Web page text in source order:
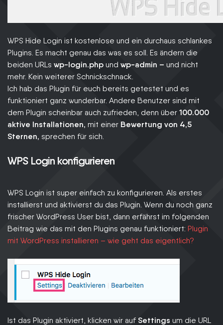
WPS Hide Login ist kostenlose und ein durchaus schlankes
Plugins. Es macht genau das was es soll. Es ändern die
beiden URLs wp-login.php und wp-admin – und nicht
mehr. Kein weiterer Schnickschnack.
Ich hab das Plugin für euch bereits getestet und es
funktioniert ganz wunderbar. Andere Benutzer sind mit
dem Plugin scheinbar auch zufrieden, denn über 100.000
aktive Installationen, mit einer Bewertung von 4,5
Sternen, sprechen für sich.
WPS Login konfigurieren
WPS Login ist super einfach zu konfigurieren. Als erstes
installierst und aktivierst du das Plugin. Wenn du noch ganz
frischer WordPress User bist, dann erfährst im folgenden
Beitrag wie das mit den Plugins genau funktioniert: Plugin
mit WordPress installieren – wie geht das eigentlich?
Ist das Plugin aktiviert, klicken wir auf Settings um die URL